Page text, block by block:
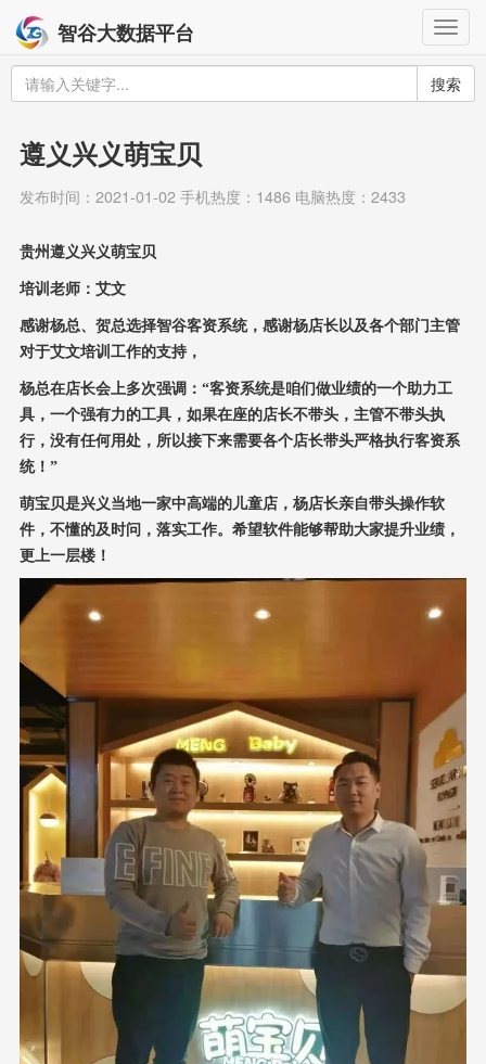
智谷大数据平台
搜索
遵义兴义萌宝贝
发布时间：2021-01-02 手机热度：1486 电脑热度：2433
贵州遵义 兴义萌宝贝
培训老师：艾文
感谢杨总、贺总选择智谷客资系统，感谢杨店长以及各个部门主管
对于艾文培训工作的支持，
杨总在店长会上多次强调： “客资系统是咱们做业绩的一个助力工
具，一个强有力的工具，如果在座的店长不带头，主管不带头执
行，没有任何用处，所以接下来需要各个店长带头严格执行客资系
统！”
萌宝贝是兴义当地一家中高端的儿童店，杨店长亲自带头操作软
件，不懂的及时问，落实工作。希望软件能够帮助大家提升业绩，
更上一层楼！